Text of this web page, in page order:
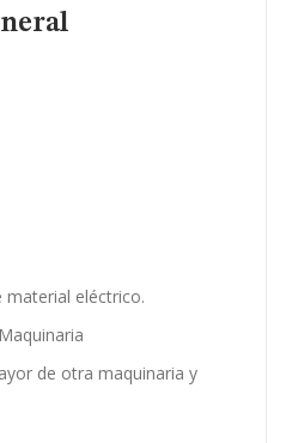
eléctrico.
de otra maquinaria y
complementaria.